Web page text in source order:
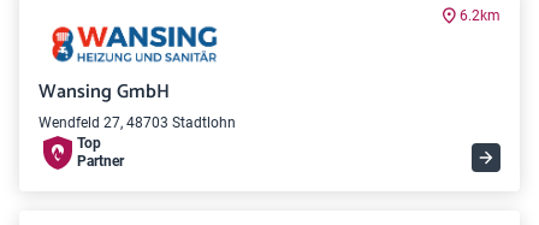
6.2km
Wansing GmbH
Wendfeld 27, 48703 Stadtlohn
Top
Partner